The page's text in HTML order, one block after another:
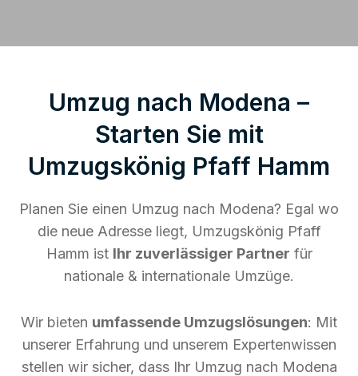
Umzug nach Modena –
Starten Sie mit
Umzugskönig Pfaff Hamm
Planen Sie einen Umzug nach Modena? Egal wo
die neue Adresse liegt, Umzugskönig Pfaff
Hamm ist Ihr zuverlässiger Partner für
nationale & internationale Umzüge.
Wir bieten umfassende Umzugslösungen: Mit
unserer Erfahrung und unserem Expertenwissen
stellen wir sicher, dass Ihr Umzug nach Modena